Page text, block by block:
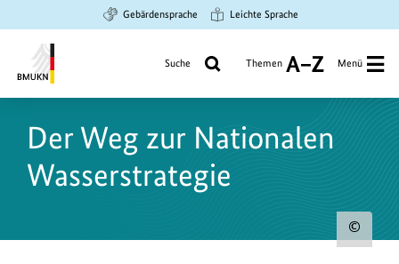
Hauptinhalt
springen
Suche
springen
Hauptnavigation
springen
Gebärdensprache Leichte Sprache
Umwelt,
Naturschutz
Sicherheit
Suche Themen
A
Z
Menü
Der Weg zur Nationalen
Wasserstrategie